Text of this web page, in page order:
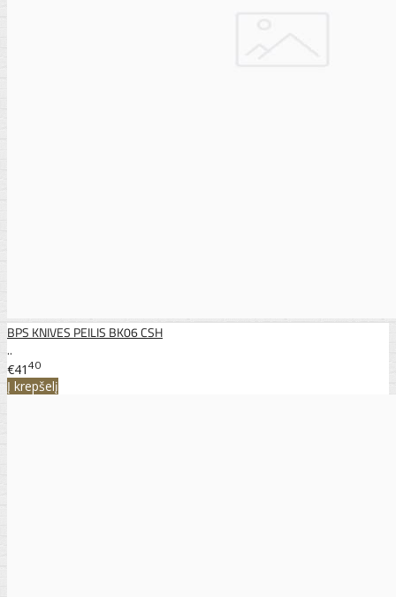
BPS KNIVES PEILIS BK06 CSH
..
€41 40
Į krepšelį